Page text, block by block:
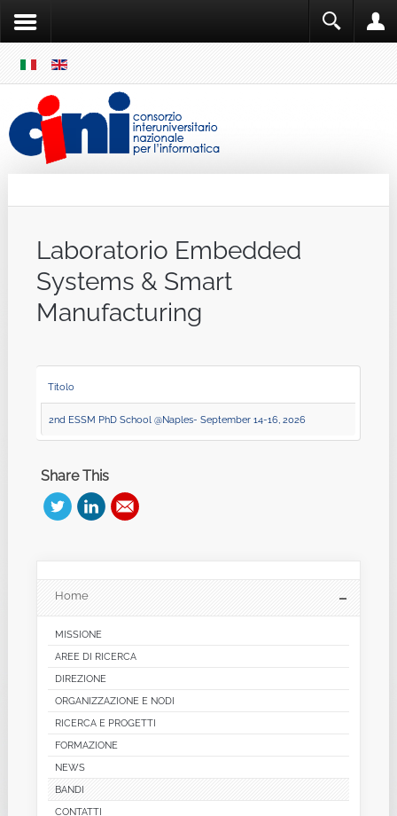
MENU
Laboratorio Embedded
Systems & Smart
Manufacturing
Titolo
2nd ESSM PhD School @Naples- September 14-16, 2026
Share This
Home
MISSIONE
AREE DI RICERCA
DIREZIONE
ORGANIZZAZIONE E NODI
RICERCA E PROGETTI
FORMAZIONE
NEWS
BANDI
CONTATTI